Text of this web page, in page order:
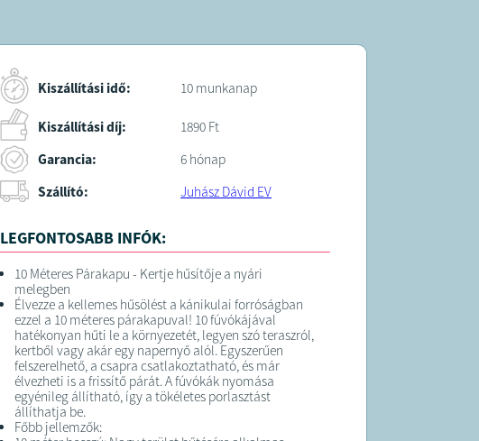
Kiszállítási idő: 10 munkanap
Kiszállítási díj:
1890 Ft
Garancia:
6 hónap
Szállító:
Juhász Dávid EV
LEGFONTOSABB INFÓK:
10 Méteres Párakapu - Kertje hűsítője a nyári
melegben
Élvezze a kellemes hűsölést a kánikulai forróságban
ezzel a 10 méteres párakapuval! 10 fúvókájával
hatékonyan hűti le a környezetét, legyen szó teraszról,
kertből vagy akár egy napernyő alól. Egyszerűen
felszerelhető, a csapra csatlakoztatható, és már
élvezheti is a frissítő párát. A fúvókák nyomása
egyénileg állítható, így a tökéletes porlasztást
állíthatja be.
Főbb jellemzők: